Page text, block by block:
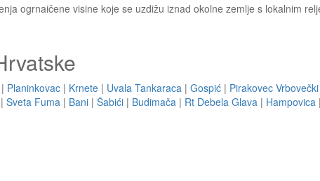
ogrnaičene visine koje se uzdižu iznad okolne zemlje s lokalnim
| Planinkovac | Krnete | Uvala Tankaraca | Gospić | Pirakovec Vrbovečki
| Sveta Fuma | Bani | Šabići | Budimača | Rt Debela Glava | Hampovica |